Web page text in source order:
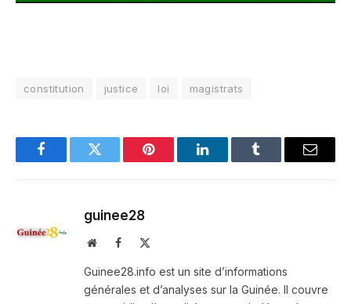
constitution justice loi magistrats
FacebookTwitter Pinterest LinkedInTumblr Email
guinee28
WebsiteFacebook
Guinee28.info est un site d’informations
générales et d’analyses sur la Guinée. Il couvre